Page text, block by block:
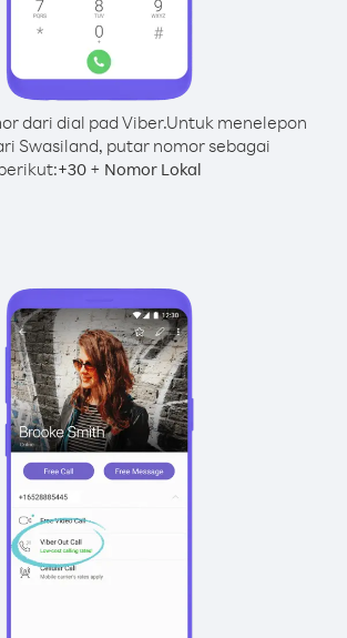
dari dial pad Viber.Untuk menelepon
Swasiland, putar nomor sebagai
+30+ Nomor Lokal